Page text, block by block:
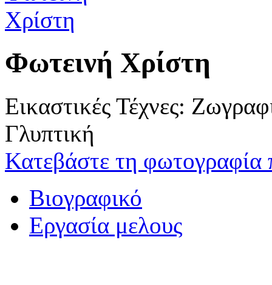
Φωτεινή Χρίστη
Εικαστικές Τέχνες:
Γλυπτική
Κατεβάστε τη φωτογραφία
Βιογραφικό
Εργασία μελους